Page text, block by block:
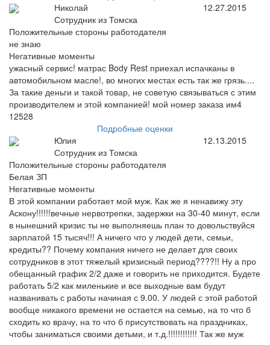
Николай
Сотрудник из Томска
12.27.2015
Положительные стороны работодателя
не знаю
Негативные моменты
ужасный сервис! матрас Body Rest приехал испачканы в
автомобильном масле!, во многих местах есть так же грязь....
За такие деньги и такой товар, не советую связываться с этим
производителем и этой компанией! мой номер заказа им4
12528
Подробные оценки
Юлия
Сотрудник из Томска
12.13.2015
Положительные стороны работодателя
Белая ЗП
Негативные моменты
В этой компании работает мой муж. Как же я ненавижу эту
Аскону!!!!!!вечные нервотрепки, задержки на 30-40 минут, если
в нынешний кризис ты не выполняешь план то довольствуйся
зарплатой 15 тысяч!!! А ничего что у людей дети, семьи,
кредиты?? Почему компания ничего не делает для своих
сотрудников в этот тяжелый кризисный период????!! Ну а про
обещанный график 2/2 даже и говорить не приходится. Будете
работать 5/2 как миленькие и все выходные вам будут
названивать с работы начиная с 9.00. У людей с этой работой
вообще никакого времени не остается на семью, на то что б
сходить ко врачу, на то что б присутствовать на праздниках,
чтобы заниматься своими детьми, и т.д.!!!!!!!!!!!! Так же муж